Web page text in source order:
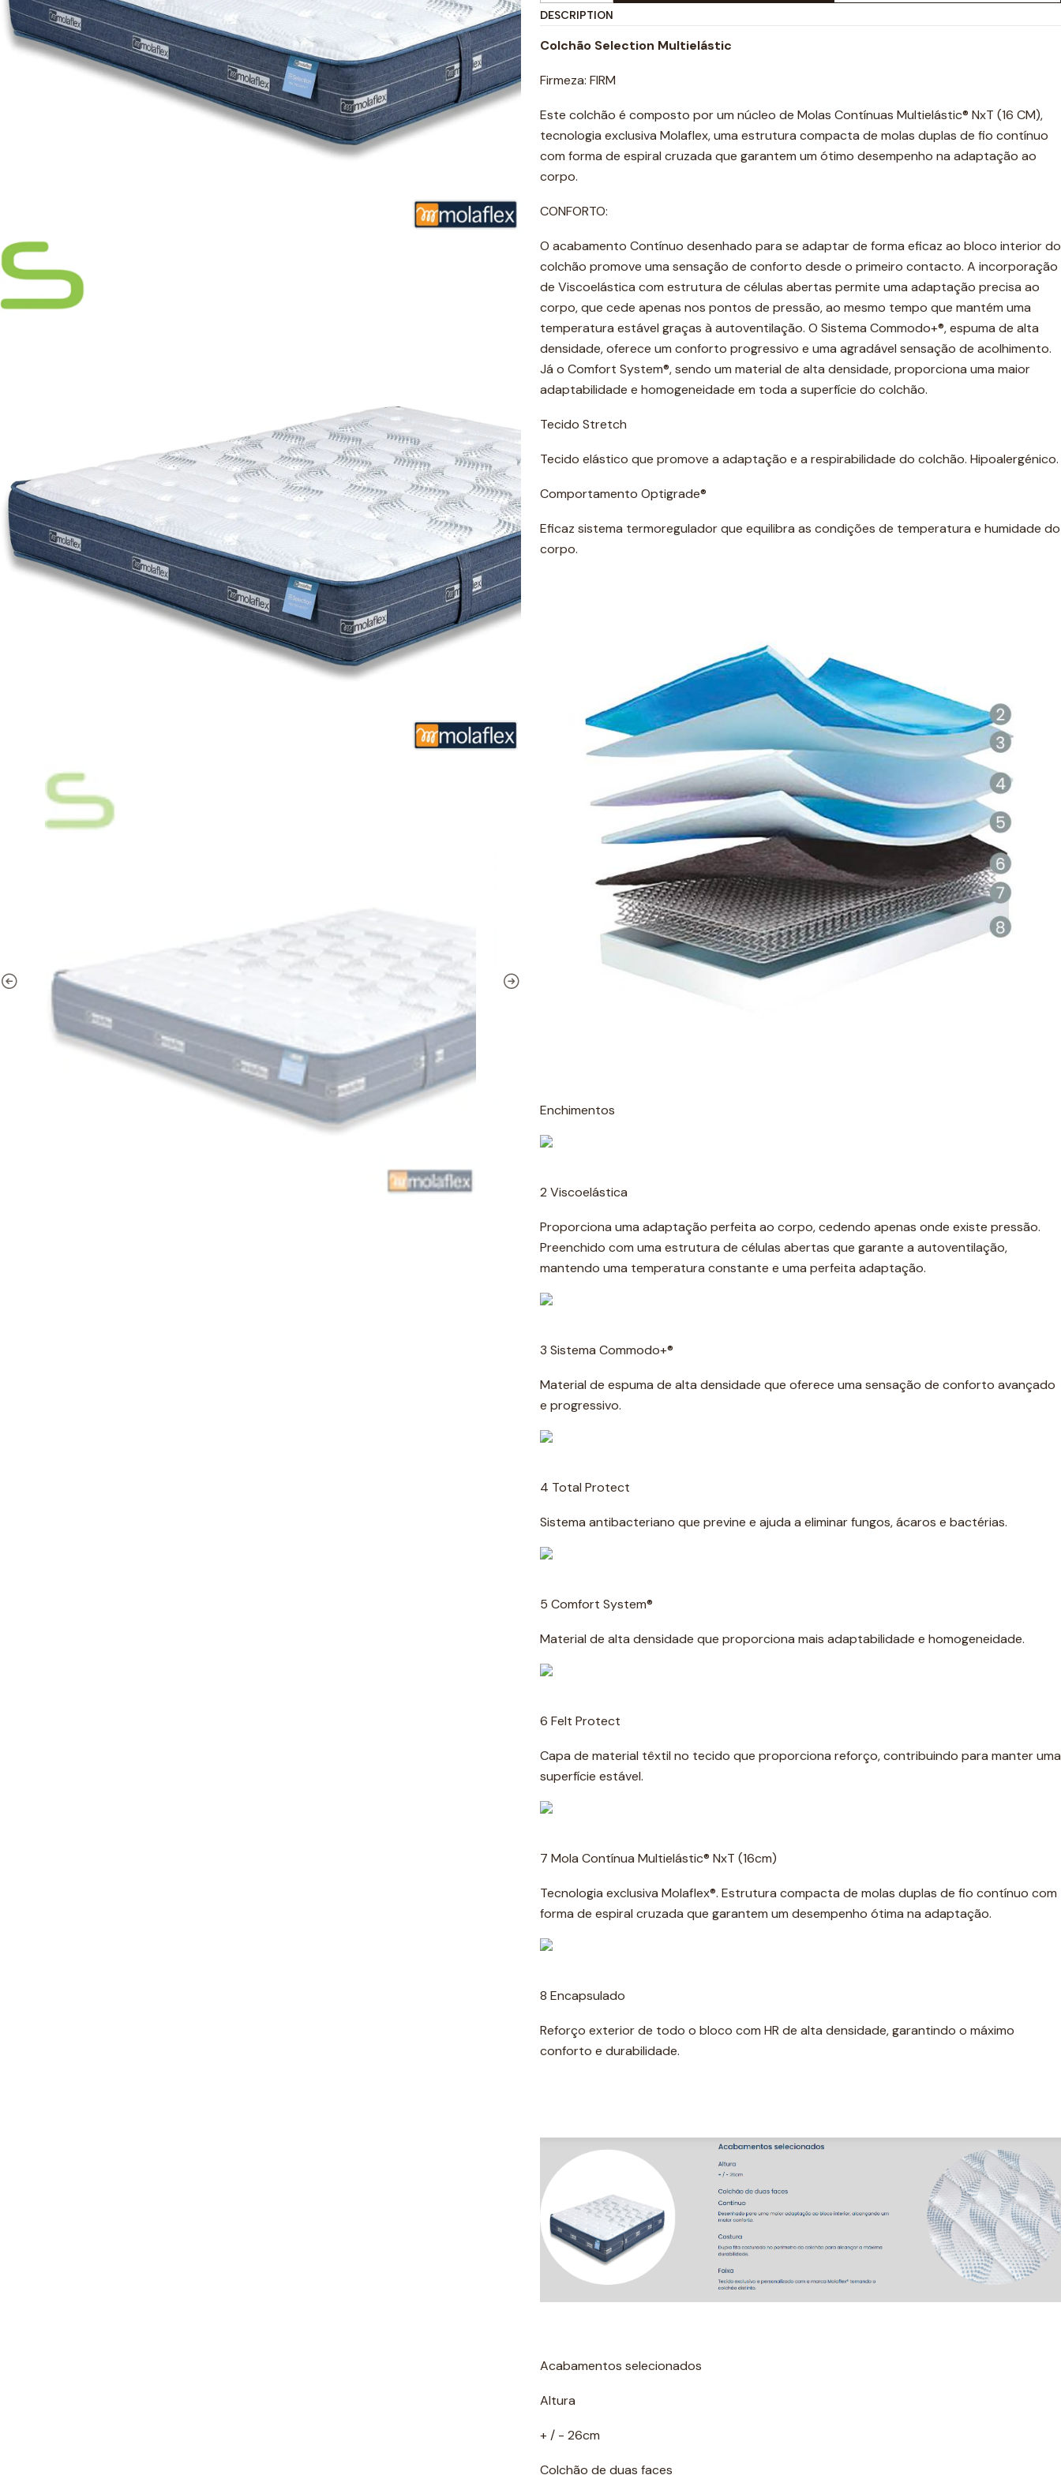
DESCRIPTION
Colchão Selection Multielástic
Firmeza: FIRM
Este colchão é composto por um núcleo de Molas Contínuas Multielástic® NxT (16 CM),
tecnologia exclusiva Molaflex, uma estrutura compacta de molas duplas de fio contínuo
com forma de espiral cruzada que garantem um ótimo desempenho na adaptação ao
corpo.
CONFORTO:
O acabamento Contínuo desenhado para se adaptar de forma eficaz ao bloco interior do
colchão promove uma sensação de conforto desde o primeiro contacto. A incorporação
de Viscoelástica com estrutura de células abertas permite uma adaptação precisa ao
corpo, que cede apenas nos pontos de pressão, ao mesmo tempo que mantém uma
temperatura estável graças à autoventilação. O Sistema Commodo+®, espuma de alta
densidade, oferece um conforto progressivo e uma agradável sensação de acolhimento.
Já o Comfort System®, sendo um material de alta densidade, proporciona uma maior
adaptabilidade e homogeneidade em toda a superfície do colchão.
Tecido Stretch
Tecido elástico que promove a adaptação e a respirabilidade do colchão. Hipoalergénico.
Comportamento Optigrade®
Eficaz sistema termoregulador que equilibra as condições de temperatura e humidade do
corpo.
Enchimentos
2 Viscoelástica
Proporciona uma adaptação perfeita ao corpo, cedendo apenas onde existe pressão.
Preenchido com uma estrutura de células abertas que garante a autoventilação,
mantendo uma temperatura constante e uma perfeita adaptação.
3 Sistema Commodo+®
Material de espuma de alta densidade que oferece uma sensação de conforto avançado
e progressivo.
4 Total Protect
Sistema antibacteriano que previne e ajuda a eliminar fungos, ácaros e bactérias.
5 Comfort System®
Material de alta densidade que proporciona mais adaptabilidade e homogeneidade.
6 Felt Protect
Capa de material têxtil no tecido que proporciona reforço, contribuindo para manter uma
superfície estável.
7 Mola Contínua Multielástic® NxT (16cm)
Tecnologia exclusiva Molaflex®. Estrutura compacta de molas duplas de fio contínuo com
forma de espiral cruzada que garantem um desempenho ótima na adaptação.
8 Encapsulado
Reforço exterior de todo o bloco com HR de alta densidade, garantindo o máximo
conforto e durabilidade.
Acabamentos selecionados
Altura
+ / - 26cm
Colchão de duas faces